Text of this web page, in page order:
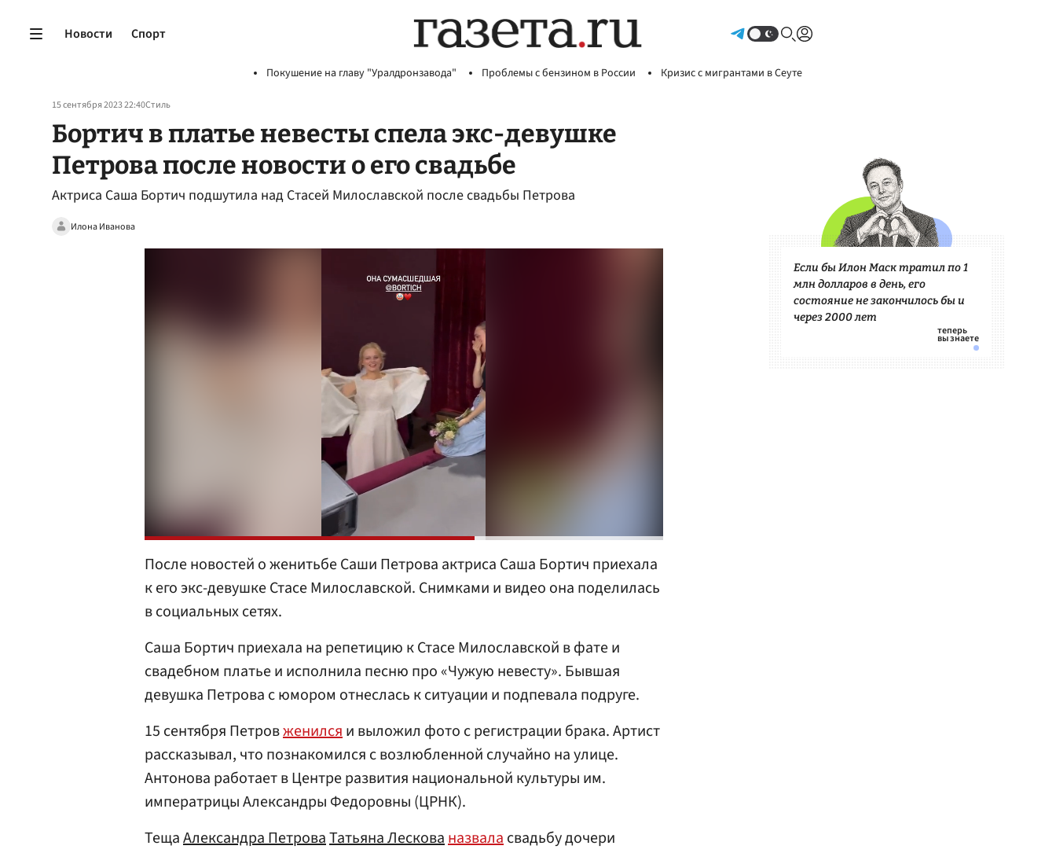
Новости Спорт
Покушение на главу "Уралдронзавода" Проблемы с бензином в России Кризис с мигрантами в Сеуте
15 сентября 2023 22:40Стиль
Бортич в платье невесты спела экс-девушке
Петрова после новости о его свадьбе
Актриса Саша Бортич подшутила над Стасей Милославской после свадьбы Петрова
Илона Иванова
После новостей о женитьбе Саши Петрова актриса Саша Бортич приехала
к его экс-девушке Стасе Милославской. Снимками и видео она поделилась
в социальных сетях.
Саша Бортич приехала на репетицию к Стасе Милославской в фате и
свадебном платье и исполнила песню про «Чужую невесту». Бывшая
девушка Петрова с юмором отнеслась к ситуации и подпевала подруге.
15 сентября Петровженилсяи выложил фото с регистрации брака. Артист
рассказывал, что познакомился с возлюбленной случайно на улице.
Антонова работает в Центре развития национальной культуры им.
императрицы Александры Федоровны (ЦРНК).
ТещаАлександра ПетроваТатьяна Лескованазваласвадьбу дочери
Если бы Илон Маск тратил по 1
млн долларов в день, его
состояние не закончилось бы и
через 2000 лет